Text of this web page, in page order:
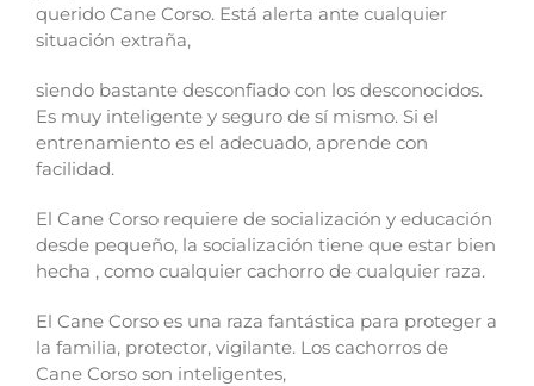
querido Cane Corso. Está alerta ante cualquier
situación extraña,
siendo bastante desconfiado con los desconocidos.
Es muy inteligente y seguro de sí mismo. Si el
entrenamiento es el adecuado, aprende con
facilidad.
El Cane Corso requiere de socialización y educación
desde pequeño, la socialización tiene que estar bien
hecha , como cualquier cachorro de cualquier raza.
El Cane Corso es una raza fantástica para proteger a
la familia, protector, vigilante. Los cachorros de
Cane Corso son inteligentes,